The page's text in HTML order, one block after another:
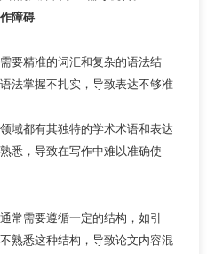
障碍
精准的词汇和复杂的语法结
法掌握不扎实，导致表达不够准
都有其独特的学术术语和表达
悉，导致在写作中难以准确使
需要遵循一定的结构，如引
熟悉这种结构，导致论文内容混